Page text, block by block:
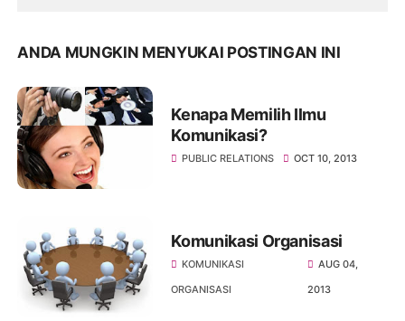
ANDA MUNGKIN MENYUKAI POSTINGAN INI
Kenapa Memilih Ilmu
Komunikasi?
PUBLIC RELATIONS OCT 10, 2013
Komunikasi Organisasi
KOMUNIKASI
ORGANISASI
AUG 04,
2013